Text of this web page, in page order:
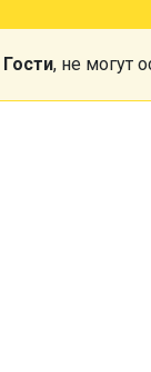
Гости, не могут